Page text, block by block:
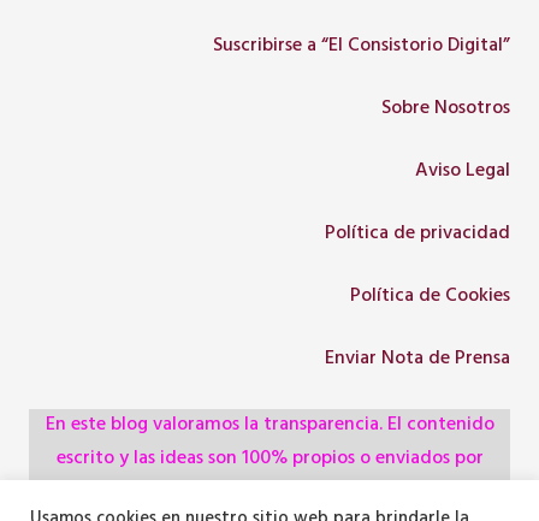
Suscribirse a “El Consistorio Digital”
Sobre Nosotros
Aviso Legal
Política de privacidad
Política de Cookies
Enviar Nota de Prensa
En este blog valoramos la transparencia. El contenido
escrito y las ideas son 100% propios o enviados por